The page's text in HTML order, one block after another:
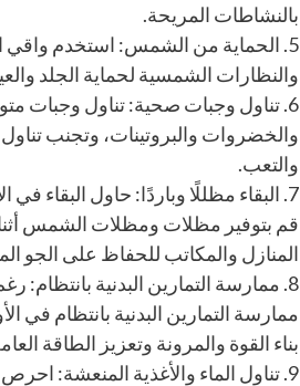
بالنشاطات المريحة.
5. الحماية من الشمس: استخدم واقي
والنظارات الشمسية لحماية الجلد
6. تناول وجبات صحية: تناول وجبات
والخضروات والبروتينات، وتجنب تناول
والتعب.
7. البقاء مظللًا وباردًا: حاول
قم بتوفير مظلات ومظلات الشمس
المنازل والمكاتب للحفاظ على الجو
8. ممارسة التمارين البدنية
ممارسة التمارين البدنية بانتظام في
بناء القوة والمرونة وتعزيز الطاقة
9. تناول الماء والأغذية المنعشة: